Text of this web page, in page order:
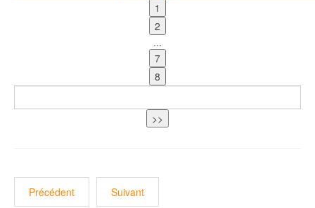
...
Précédent Suivant